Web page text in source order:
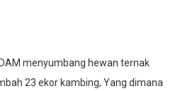
menyumbang hewan ternak
23 ekor kambing, Yang dimana